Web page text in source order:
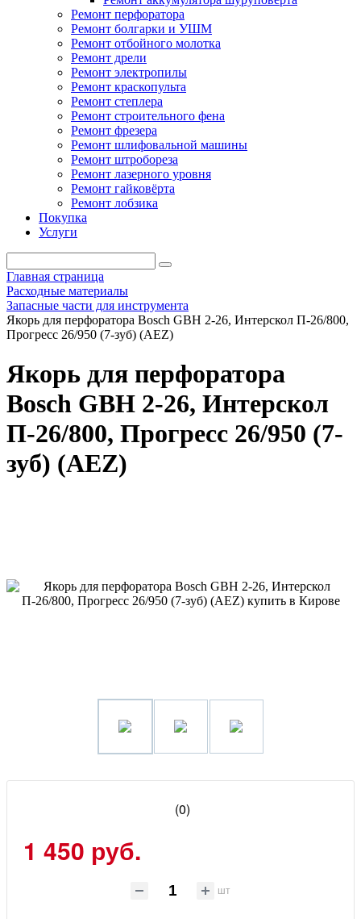
Ремонт перфоратора
Ремонт болгарки и УШМ
Ремонт отбойного молотка
Ремонт дрели
Ремонт электропилы
Ремонт краскопульта
Ремонт степлера
Ремонт строительного фена
Ремонт фрезера
Ремонт шлифовальной машины
Ремонт штробореза
Ремонт лазерного уровня
Ремонт гайковёрта
Ремонт лобзика
Покупка
Услуги
Главная страница
Расходные материалы
Запасные части для инструмента
Якорь для перфоратора Bosch GBH 2-26, Интерскол П-26/800,
Прогресс 26/950 (7-зуб) (AEZ)
Якорь для перфоратора
Bosch GBH 2-26, Интерскол
П-26/800, Прогресс 26/950 (7-
зуб) (AEZ)
(0)
1 450 руб.
шт